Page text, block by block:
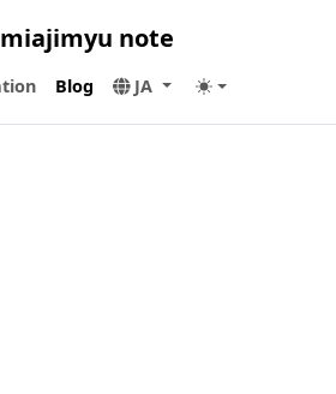
miajimyu note
Blog JA